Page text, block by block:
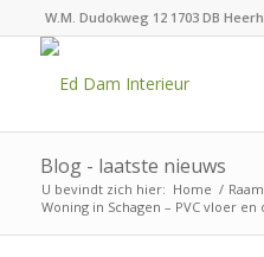
W.M. Dudokweg 12 1703 DB
Blog - laatste nieuws
U bevindt zich hier: Home /
Woning in Schagen – PVC vloer en